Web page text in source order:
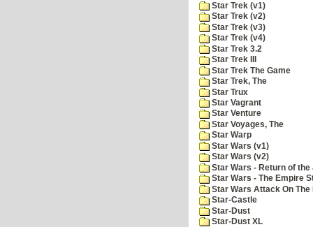
Star Trek (v1)
Star Trek (v2)
Star Trek (v3)
Star Trek (v4)
Star Trek 3.2
Star Trek III
Star Trek The Game
Star Trek, The
Star Trux
Star Vagrant
Star Venture
Star Voyages, The
Star Warp
Star Wars (v1)
Star Wars (v2)
Star Wars - Return of
Star Wars - The Empire
Star Wars Attack On The
Star-Castle
Star-Dust
Star-Dust XL